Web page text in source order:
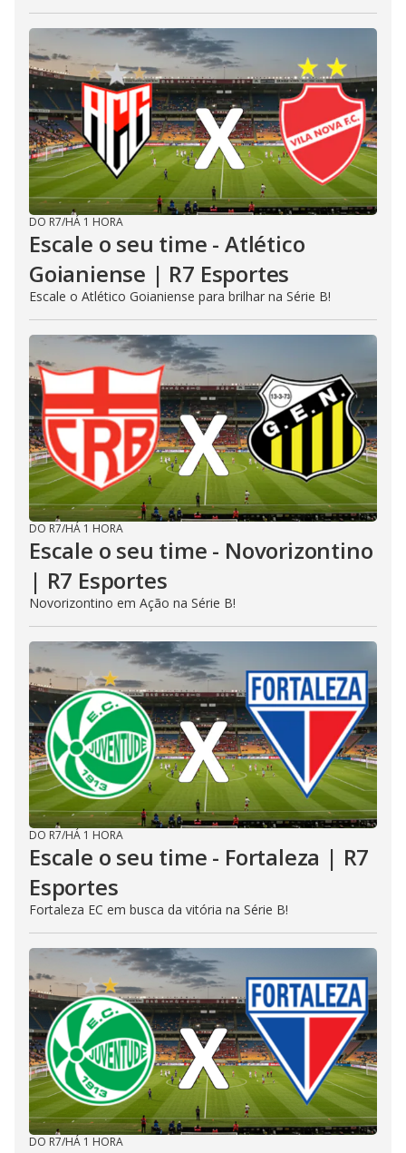
DO R7/HÁ 1 HORA
Escale o seu time - Atlético
Goianiense | R7 Esportes
Escale o Atlético Goianiense para brilhar na Série B!
DO R7/HÁ 1 HORA
Escale o seu time - Novorizontino
| R7 Esportes
Novorizontino em Ação na Série B!
DO R7/HÁ 1 HORA
Escale o seu time - Fortaleza | R7
Esportes
Fortaleza EC em busca da vitória na Série B!
DO R7/HÁ 1 HORA